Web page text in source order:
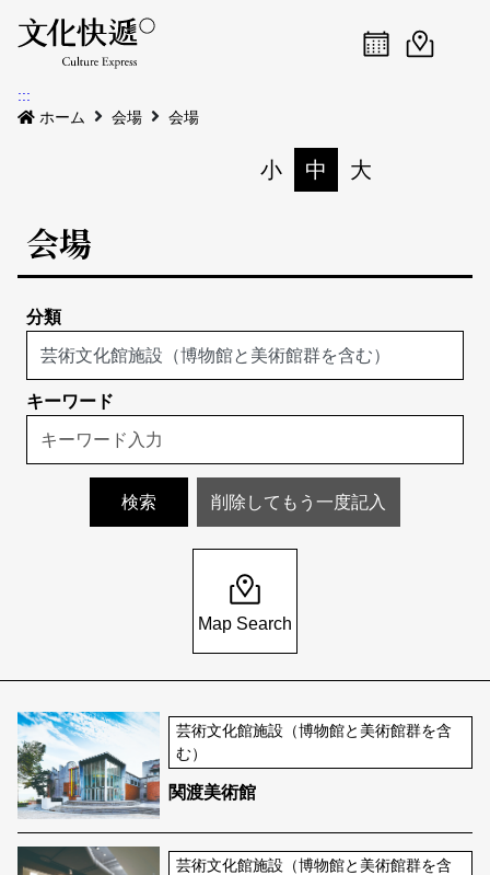
Menu
新着公告
会場地図
イベントリスト
イベントカレンダー
私たちについて
私たちについて
English
イベントカレ
イベン
:::
ホーム
会場 会場
小 中 大
会場
分類
キーワード
Map Search
芸術文化館施設（博物館と美術館群を含
む）
関渡美術館
芸術文化館施設（博物館と美術館群を含